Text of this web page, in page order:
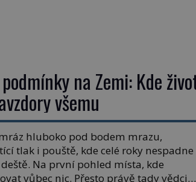
na Zemi: Kde
všemu
hluboko pod bodem mrazu,
tlak i pouště, kde celé roky nespadne
Na první pohled místa, kde
vůbec nic. Přesto právě tady vědci